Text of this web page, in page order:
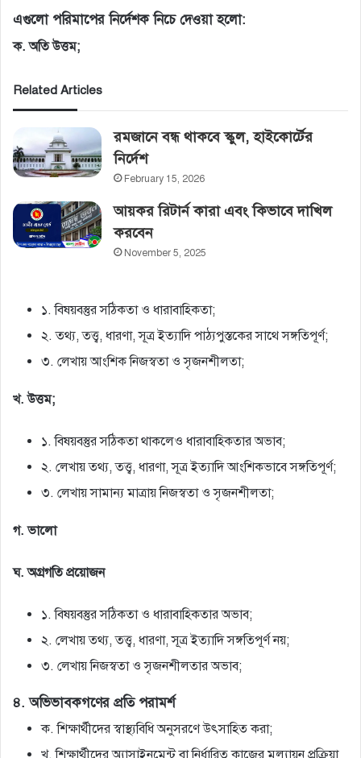
এগুলাে পরিমাপের নির্দেশক নিচে দেওয়া হলাে:
ক. অতি উত্তম;
Related Articles
রমজানে বন্ধ থাকবে স্কুল, হাইকোর্টের‌
নির্দেশ
February 15, 2026
আয়কর রিটার্ন কারা এবং কিভাবে দাখিল
করবেন
November 5, 2025
১. বিষয়বস্তুর সঠিকতা ও ধারাবাহিকতা;
২. তথ্য, তত্ত্ব, ধারণা, সূত্র ইত্যাদি পাঠ্যপুস্তকের সাথে সঙ্গতিপূর্ণ;
৩. লেখায় আংশিক নিজস্বতা ও সৃজনশীলতা;
খ. উত্তম;
১. বিষয়বস্তুর সঠিকতা থাকলেও ধারাবাহিকতার অভাব;
২. লেখায় তথ্য, তত্ত্ব, ধারণা, সূত্র ইত্যাদি আংশিকভাবে সঙ্গতিপূর্ণ;
৩. লেখায় সামান্য মাত্রায় নিজস্বতা ও সৃজনশীলতা;
গ. ভালাে
ঘ. অগ্রগতি প্রয়ােজন
১. বিষয়বস্তুর সঠিকতা ও ধারাবাহিকতার অভাব;
২. লেখায় তথ্য, তত্ত্ব, ধারণা, সূত্র ইত্যাদি সঙ্গতিপূর্ণ নয়;
৩. লেখায় নিজস্বতা ও সৃজনশীলতার অভাব;
৪. অভিভাবকগণের প্রতি পরামর্শ
ক. শিক্ষার্থীদের স্বাস্থ্যবিধি অনুসরণে উৎসাহিত করা;